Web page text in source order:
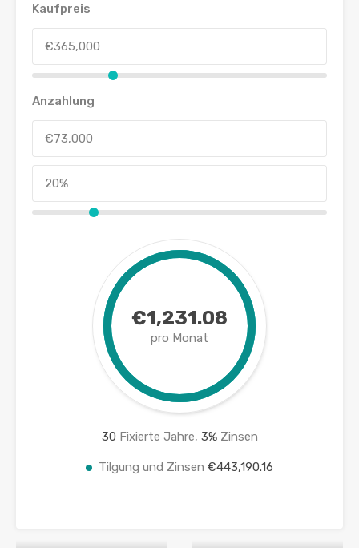
Kaufpreis
Anzahlung
€1,231.08
pro Monat
30 Fixierte Jahre, 3%Zinsen
Tilgung und Zinsen €443,190.16